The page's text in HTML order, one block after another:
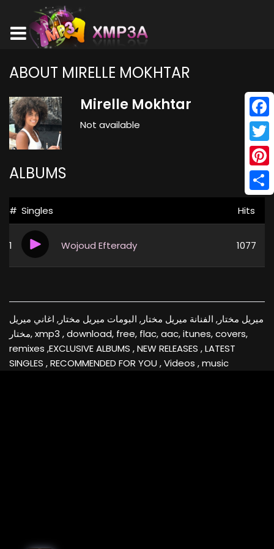
ABOUT MIRELLE MOKHTAR
Mirelle Mokhtar
Not available
ALBUMS
# Singles Hits
1 Wojoud Efterady 1077
ميريل مختار, الفنانة ميريل مختار, البومات ميريل مختار, اغاني ميريل
مختار, xmp3 , download, free, flac, aac, itunes, covers,
remixes ,EXCLUSIVE ALBUMS , NEW RELEASES , LATEST
SINGLES , RECOMMENDED FOR YOU , Videos , music